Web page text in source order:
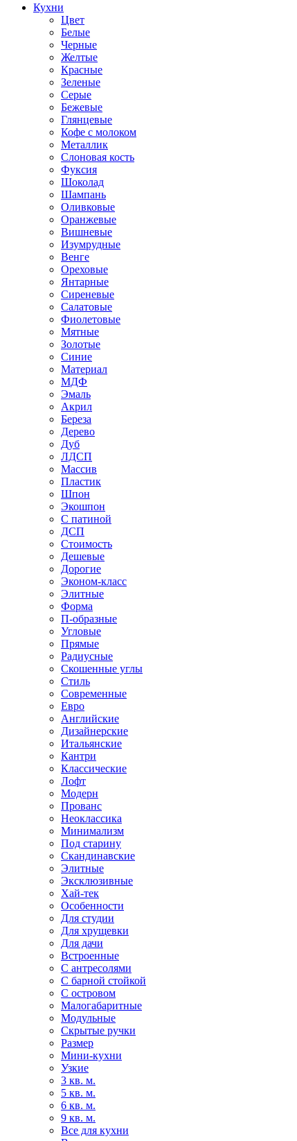
Кухни
Цвет
Белые
Черные
Желтые
Красные
Зеленые
Серые
Бежевые
Глянцевые
Кофе с молоком
Металлик
Слоновая кость
Фуксия
Шоколад
Шампань
Оливковые
Оранжевые
Вишневые
Изумрудные
Венге
Ореховые
Янтарные
Сиреневые
Салатовые
Фиолетовые
Мятные
Золотые
Синие
Материал
МДФ
Эмаль
Акрил
Береза
Дерево
Дуб
ЛДСП
Массив
Пластик
Шпон
Экошпон
С патиной
ДСП
Стоимость
Дешевые
Дорогие
Эконом-класс
Элитные
Форма
П-образные
Угловые
Прямые
Радиусные
Скошенные углы
Стиль
Современные
Евро
Английские
Дизайнерские
Итальянские
Кантри
Классические
Лофт
Модерн
Прованс
Неоклассика
Минимализм
Под старину
Скандинавские
Элитные
Эксклюзивные
Хай-тек
Особенности
Для студии
Для хрущевки
Для дачи
Встроенные
С антресолями
С барной стойкой
С островом
Малогабаритные
Модульные
Скрытые ручки
Размер
Мини-кухни
Узкие
3 кв. м.
5 кв. м.
6 кв. м.
9 кв. м.
Все для кухни